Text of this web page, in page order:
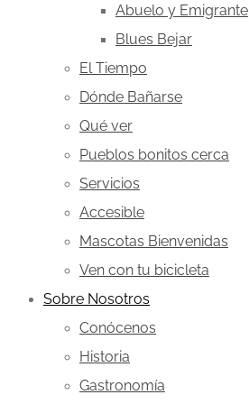
Abuelo y Emigrante
Blues Bejar
El Tiempo
Dónde Bañarse
Qué ver
Pueblos bonitos cerca
Servicios
Accesible
Mascotas Bienvenidas
Ven con tu bicicleta
Sobre Nosotros
Conócenos
Historia
Gastronomía